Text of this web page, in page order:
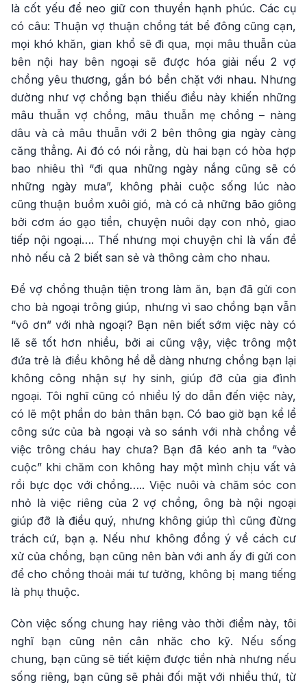
là cốt yếu để neo giữ con thuyền hạnh phúc. Các cụ
có câu: Thuận vợ thuận chồng tát bể đông cũng cạn,
mọi khó khăn, gian khổ sẽ đi qua, mọi mâu thuẫn của
bên nội hay bên ngoại sẽ được hóa giải nếu 2 vợ
chồng yêu thương, gắn bó bền chặt với nhau. Nhưng
dường như vợ chồng bạn thiếu điều này khiến những
mâu thuẫn vợ chồng, mâu thuẫn mẹ chồng – nàng
dâu và cả mâu thuẫn với 2 bên thông gia ngày càng
căng thẳng. Ai đó có nói rằng, dù hai bạn có hòa hợp
bao nhiêu thì “đi qua những ngày nắng cũng sẽ có
những ngày mưa”, không phải cuộc sống lúc nào
cũng thuận buồm xuôi gió, mà có cả những bão giông
bởi cơm áo gạo tiền, chuyện nuôi dạy con nhỏ, giao
tiếp nội ngoại…. Thế nhưng mọi chuyện chỉ là vấn đề
nhỏ nếu cả 2 biết san sẻ và thông cảm cho nhau.
Để vợ chồng thuận tiện trong làm ăn, bạn đã gửi con
cho bà ngoại trông giúp, nhưng vì sao chồng bạn vẫn
“vô ơn” với nhà ngoại? Bạn nên biết sớm việc này có
lẽ sẽ tốt hơn nhiều, bởi ai cũng vậy, việc trông một
đứa trẻ là điều không hề dễ dàng nhưng chồng bạn lại
không công nhận sự hy sinh, giúp đỡ của gia đình
ngoại. Tôi nghĩ cũng có nhiều lý do dẫn đến việc này,
có lẽ một phần do bản thân bạn. Có bao giờ bạn kể lể
công sức của bà ngoại và so sánh với nhà chồng về
việc trông cháu hay chưa? Bạn đã kéo anh ta “vào
cuộc” khi chăm con không hay một mình chịu vất vả
rồi bực dọc với chồng….. Việc nuôi và chăm sóc con
nhỏ là việc riêng của 2 vợ chồng, ông bà nội ngoại
giúp đỡ là điều quý, nhưng không giúp thì cũng đừng
trách cứ, bạn ạ. Nếu như không đồng ý về cách cư
xử của chồng, bạn cũng nên bàn với anh ấy đi gửi con
để cho chồng thoải mái tư tưởng, không bị mang tiếng
là phụ thuộc.
Còn việc sống chung hay riêng vào thời điểm này, tôi
nghĩ bạn cũng nên cân nhăc cho kỹ. Nếu sống
chung, bạn cũng sẽ tiết kiệm được tiền nhà nhưng nếu
sống riêng, bạn cũng sẽ phải đối mặt với nhiều thứ, từ